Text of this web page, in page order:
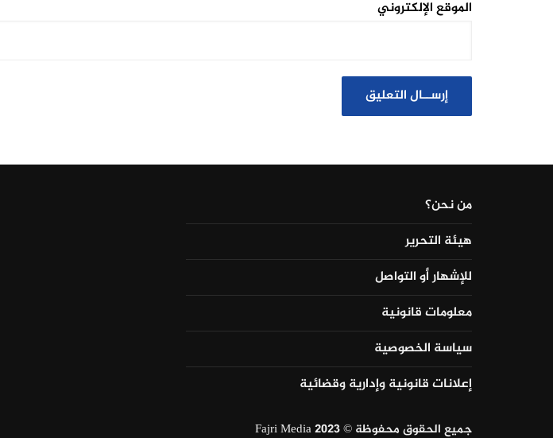
الموقع الإلكتروني
من نحن؟
هيئة التحرير
للإشهار أو التواصل
معلومات قانونية
سياسة الخصوصية
إعلانات قانونية وإدارية وقضائية
جميع الحقوق محفوظة © Fajri Media 2023